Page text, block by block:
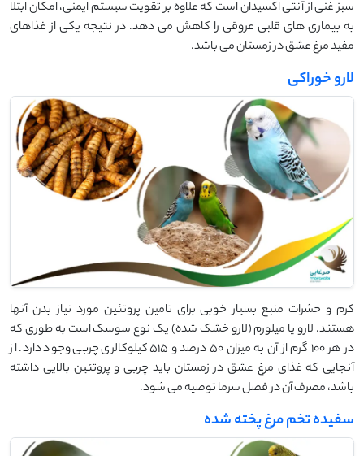
سبز غنی از آنتی اکسیدان است که علاوه بر تقویت سیستم ایمنی، امکان ابتلا
به بیماری های قلبی عروقی را کاهش می دهد. در نتیجه یکی از غذاهای
مفید مرغ عشق در زمستان می باشد.
لارو خوراکی
کرم و حشرات منبع بسیار خوبی برای تامین پروتئین مورد نیاز بدن آنها
هستند. لارو یا میلورم (لارو خشک شده) یک نوع سوسک است به طوری که
در هر 100 گرم از آن به میزان 50 درصد و 515 کیلوکالری چربی وجود دارد. از
آنجایی که غذای مرغ عشق در زمستان باید چربی و پروتئین بالایی داشته
باشد، مصرف آن در فصل سرما توصیه می شود.
سفیده تخم مرغ پخته شده